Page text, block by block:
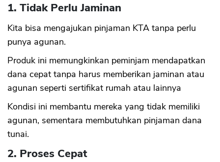
1. Tidak Perlu Jaminan
Kita bisa mengajukan pinjaman KTA tanpa perlu
punya agunan.
Produk ini memungkinkan peminjam mendapatkan
dana cepat tanpa harus memberikan jaminan atau
agunan seperti sertifikat rumah atau lainnya
Kondisi ini membantu mereka yang tidak memiliki
agunan, sementara membutuhkan pinjaman dana
tunai.
2. Proses Cepat